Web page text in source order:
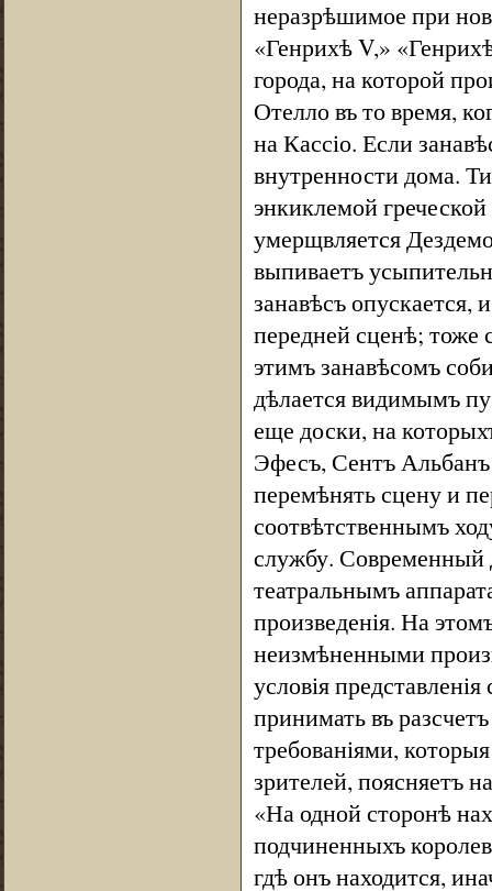
неразрѣшимое при
«Генрихѣ V,»
города, на которой
Отелло въ то время,
на Кассіо. Если
внутренности дома.
энкиклемой
умерщвляется
выпиваетъ
занавѣсъ опускается,
передней сценѣ; тоже
этимъ занавѣсомъ
дѣлается видимымъ
еще доски, на
Эфесъ, Сентъ Альбанъ
перемѣнять сцену и
соотвѣтственнымъ
службу. Современный
театральнымъ
произведенія. На
неизмѣненными
условія
принимать въ
требованіями,
зрителей, поясняетъ
«На одной сторонѣ
подчиненныхъ
гдѣ онъ находится,